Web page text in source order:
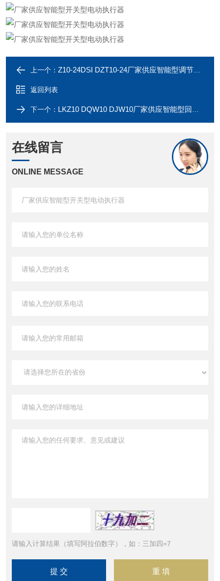
上一个： Z10-24DSI DZT10-24厂家供应智能型调节型电动执行器
返回列表
下一个： LKZ10 DQW10 DJW10厂家供应智能型回转型电动执行器
在线留言
ONLINE MESSAGE
请输入计算结果（填写阿拉伯数字），如：三加四=7